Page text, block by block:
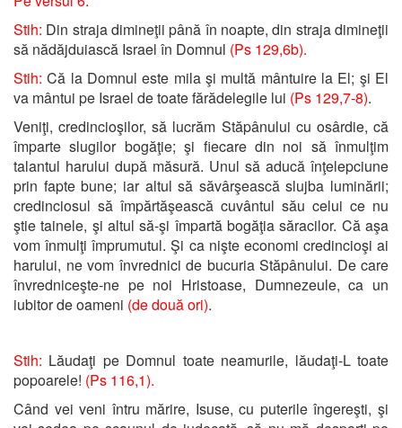
Stih: Din straja dimineţii până în noapte, din straja dimineţii
să nădăjduiască Israel în Domnul (Ps 129,6b).
Stih:Că la Domnul este mila şi multă mântuire la El; şi El
va mântui pe Israel de toate fărădelegile lui (Ps 129,7-8).
Veniţi, credincioşilor, să lucrăm Stăpânului cu osârdie, că
împarte slugilor bogăţie; şi fiecare din noi să înmulţim
talantul harului după măsură. Unul să aducă înţelepciune
prin fapte bune; iar altul să săvârşească slujba luminării;
credinciosul să împărtăşească cuvântul său celui ce nu
ştie tainele, şi altul să-şi împartă bogăţia săracilor. Că aşa
vom înmulţi împrumutul. Şi ca nişte economi credincioşi ai
harului, ne vom învrednici de bucuria Stăpânului. De care
învredniceşte-ne pe noi Hristoase, Dumnezeule, ca un
iubitor de oameni (de două ori).
Stih: Lăudaţi pe Domnul toate neamurile, lăudaţi-L toate
popoarele! (Ps 116,1).
Când vei veni întru mărire, Isuse, cu puterile îngereşti, şi